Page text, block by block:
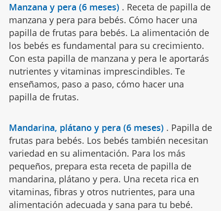
Manzana y pera (6 meses) . Receta de papilla de
manzana y pera para bebés. Cómo hacer una
papilla de frutas para bebés. La alimentación de
los bebés es fundamental para su crecimiento.
Con esta papilla de manzana y pera le aportarás
nutrientes y vitaminas imprescindibles. Te
enseñamos, paso a paso, cómo hacer una
papilla de frutas.
Mandarina, plátano y pera (6 meses) . Papilla de
frutas para bebés. Los bebés también necesitan
variedad en su alimentación. Para los más
pequeños, prepara esta receta de papilla de
mandarina, plátano y pera. Una receta rica en
vitaminas, fibras y otros nutrientes, para una
alimentación adecuada y sana para tu bebé.